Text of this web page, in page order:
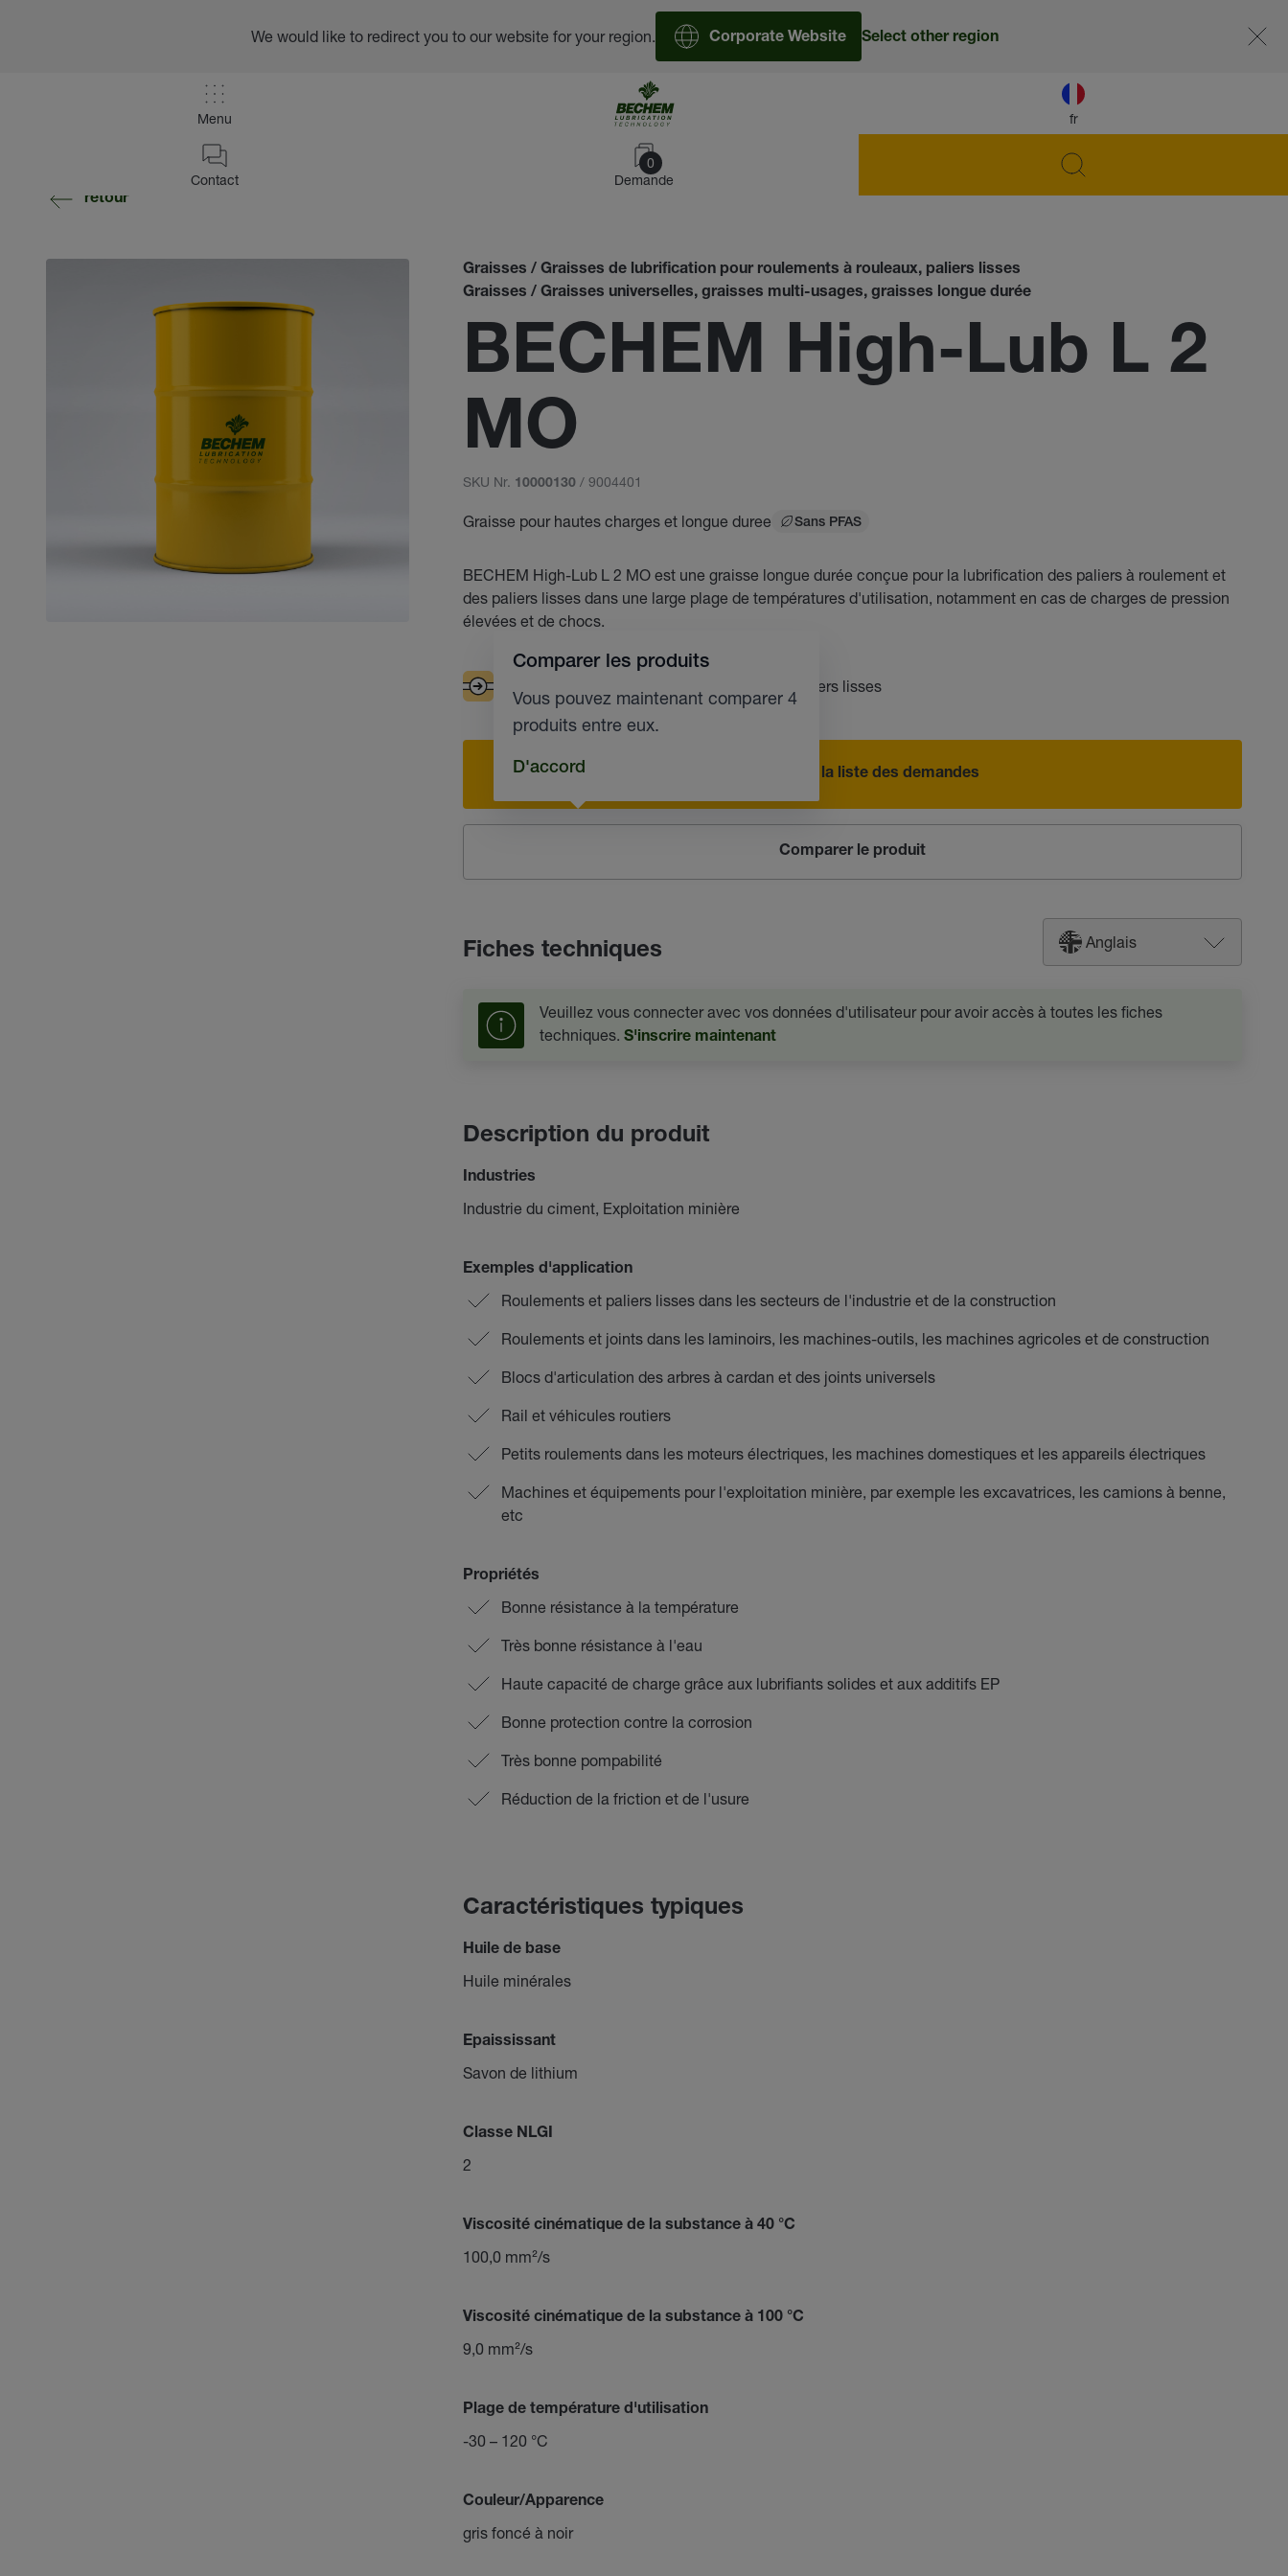
fr
Menu
0
Demande
Contact
We would like to redirect you to our website for your region. Corporate Website Select other region
retour
Graisses / Graisses de lubrification pour roulements à rouleaux, paliers lisses
Graisses / Graisses universelles, graisses multi-usages, graisses longue durée
BECHEM High-Lub L 2
MO
SKU Nr. 10000130 / 9004401
Graisse pour hautes charges et longue duree Sans PFAS
BECHEM High-Lub L 2 MO est une graisse longue durée conçue pour la lubrification des paliers à roulement et
des paliers lisses dans une large plage de températures d'utilisation, notamment en cas de charges de pression
élevées et de chocs.
Paliers lisses
Ajouter à la liste des demandes
Comparer le produit
Comparer les produits
Vous pouvez maintenant comparer 4
produits entre eux.
D'accord
Fiches techniques Anglais
Veuillez vous connecter avec vos données d'utilisateur pour avoir accès à toutes les fiches
techniques. S'inscrire maintenant
Description du produit
Industries
Industrie du ciment, Exploitation minière
Exemples d'application
Roulements et paliers lisses dans les secteurs de l'industrie et de la construction
Roulements et joints dans les laminoirs, les machines-outils, les machines agricoles et de construction
Blocs d'articulation des arbres à cardan et des joints universels
Rail et véhicules routiers
Petits roulements dans les moteurs électriques, les machines domestiques et les appareils électriques
Machines et équipements pour l'exploitation minière, par exemple les excavatrices, les camions à benne,
etc
Propriétés
Bonne résistance à la température
Très bonne résistance à l'eau
Haute capacité de charge grâce aux lubrifiants solides et aux additifs EP
Bonne protection contre la corrosion
Très bonne pompabilité
Réduction de la friction et de l'usure
Caractéristiques typiques
Huile de base
Huile minérales
Epaississant
Savon de lithium
Classe NLGI
2
Viscosité cinématique de la substance à 40 °C
100,0 mm²/s
Viscosité cinématique de la substance à 100 °C
9,0 mm²/s
Plage de température d'utilisation
-30 – 120 °C
Couleur/Apparence
gris foncé à noir